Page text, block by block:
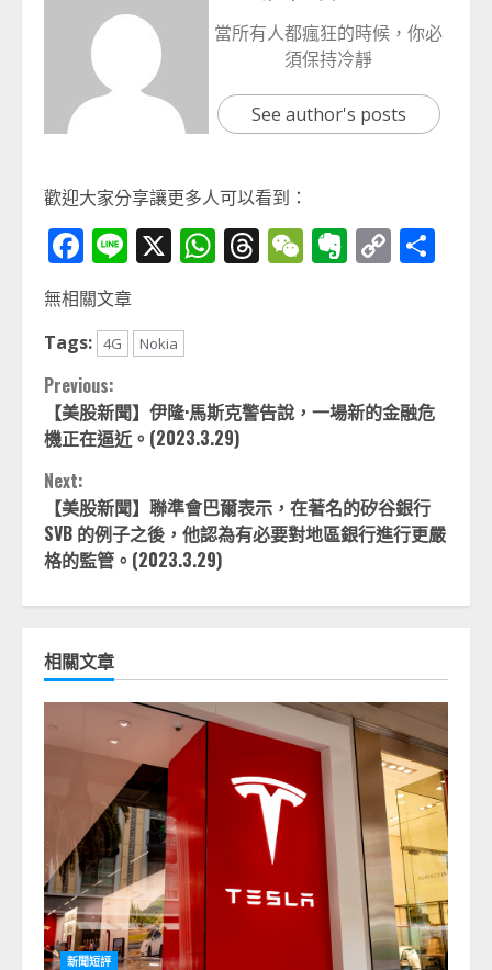
當所有人都瘋狂的時候，你必
須保持冷靜
See author's posts
歡迎大家分享讓更多人可以看到：
Facebook
Line
X WhatsApp
Threads
WeChat
Evernote
Copy
Link
無相關文章
Tags: 4G Nokia
Continue
Reading
Previous:
【美股新聞】伊隆·馬斯克警告說，一場新的金融危
機正在逼近。(2023.3.29)
Next:
【美股新聞】聯準會巴爾表示，在著名的矽谷銀行
SVB 的例子之後，他認為有必要對地區銀行進行更嚴
格的監管。(2023.3.29)
相關文章
新聞短評